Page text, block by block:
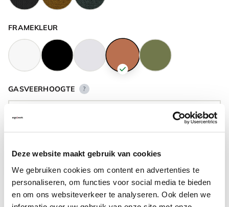
Deze website maakt gebruik van cookies
We gebruiken cookies om content en advertenties te
personaliseren, om functies voor social media te bieden
en om ons websiteverkeer te analyseren. Ook delen we
FRAMEKLEUR
GASVEERHOOGTE ?
VOETENRING ?